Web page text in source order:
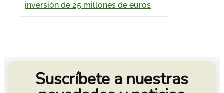
inversión de 25 millones de euros